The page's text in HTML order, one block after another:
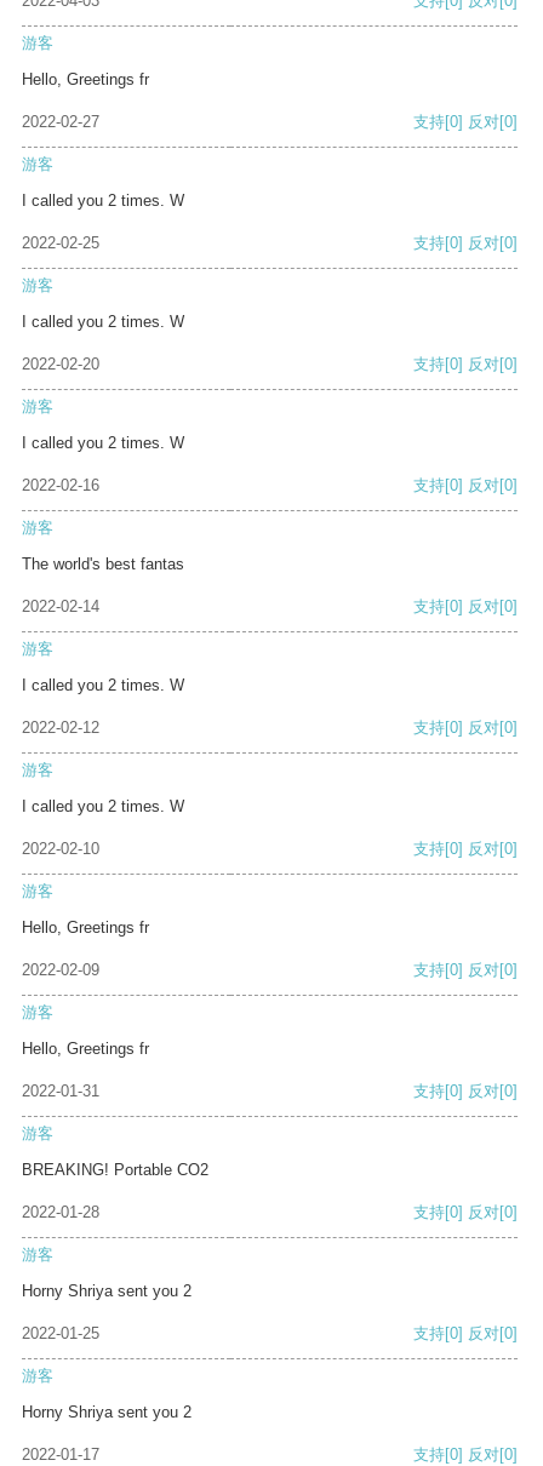
游客
Hello, Greetings fr
2022-02-27 支持[0] 反对[0]
游客
I called you 2 times. W
2022-02-25 支持[0] 反对[0]
游客
I called you 2 times. W
2022-02-20 支持[0] 反对[0]
游客
I called you 2 times. W
2022-02-16 支持[0] 反对[0]
游客
The world's best fantas
2022-02-14 支持[0] 反对[0]
游客
I called you 2 times. W
2022-02-12 支持[0] 反对[0]
游客
I called you 2 times. W
2022-02-10 支持[0] 反对[0]
游客
Hello, Greetings fr
2022-02-09 支持[0] 反对[0]
游客
Hello, Greetings fr
2022-01-31 支持[0] 反对[0]
游客
BREAKING! Portable CO2
2022-01-28 支持[0] 反对[0]
游客
Horny Shriya sent you 2
2022-01-25 支持[0] 反对[0]
游客
Horny Shriya sent you 2
2022-01-17 支持[0] 反对[0]